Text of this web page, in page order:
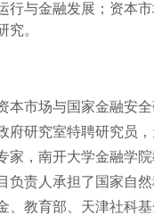
行与金融发展；资本
究。
本市场与国家金融安
府研究室特聘研究员
家，南开大学金融学
负责人承担了国家自然
、教育部、天津社科